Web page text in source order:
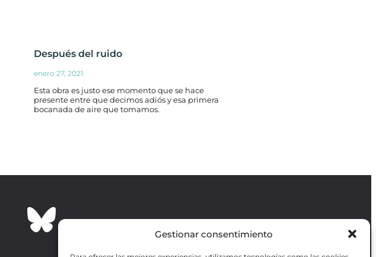
Gestionar consentimiento
Después del ruido
enero 27, 2021
Esta obra es justo ese momento que se hace
presente entre que decimos adiós y esa primera
bocanada de aire que tomamos.
Revista GODOT
es una revista